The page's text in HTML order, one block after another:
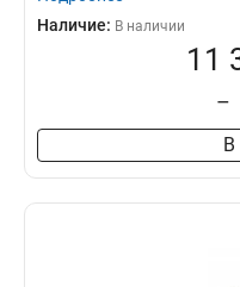
Наличие: В наличии
11
–
В